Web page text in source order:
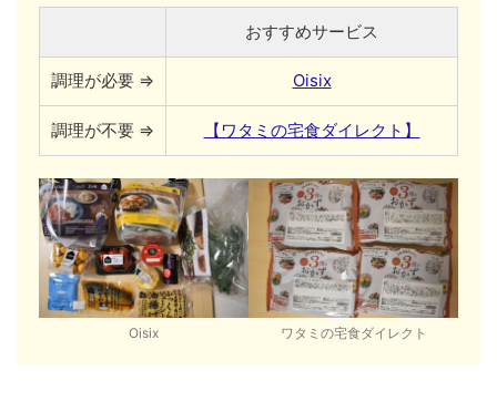
おすすめサービス
調理が必要 ⇒ Oisix
調理が不要 ⇒ 【ワタミの宅食ダイレクト】
Oisix ワタミの宅食ダイレクト